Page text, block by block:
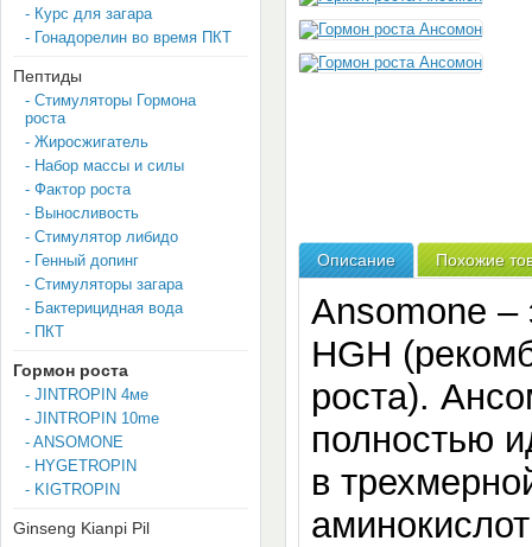
- Курс для загара
- Гонадорелин во время ПКТ
Пептиды
- Стимуляторы Гормона
роста
- Жиросжигатель
- Набор массы и силы
- Фактор роста
- Выносливость
- Стимулятор либидо
- Генный допинг
- Стимуляторы загара
- Бактерицидная вода
- ПКТ
Гормон роста
- JINTROPIN 4мe
- JINTROPIN 10me
- ANSOMONE
- HYGETROPIN
- KIGTROPIN
Ginseng Kianpi Pil
Описание Похожие
Ansomone –
HGH
роста).
полностью
в